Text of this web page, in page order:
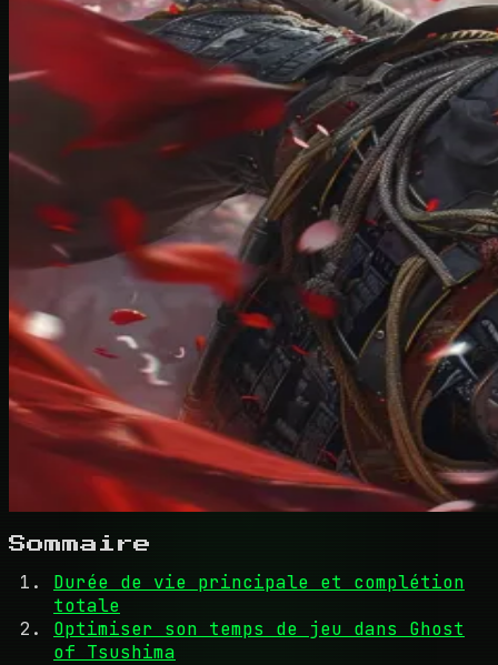
Sommaire
Durée de vie principale et complétion
totale
Optimiser son temps de jeu dans Ghost
of Tsushima